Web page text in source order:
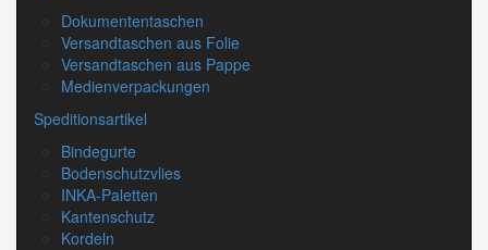
Dokumententaschen
Versandtaschen aus Folie
Versandtaschen aus Pappe
Medienverpackungen
Speditionsartikel
Bindegurte
Bodenschutzvlies
INKA-Paletten
Kantenschutz
Kordeln